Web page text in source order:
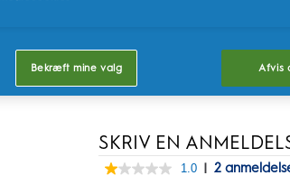
SKRIV EN
1.0
1.0 | 2
Bekræft mine valg Afvis